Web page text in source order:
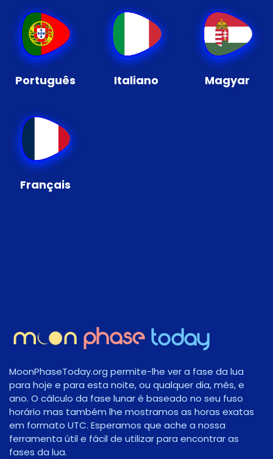
Português Italiano Magyar
Français
MoonPhaseToday.org permite-lhe ver a fase da lua
para hoje e para esta noite, ou qualquer dia, mês, e
ano. O cálculo da fase lunar é baseado no seu fuso
horário mas também lhe mostramos as horas exatas
em formato UTC. Esperamos que ache a nossa
ferramenta útil e fácil de utilizar para encontrar as
fases da lua.